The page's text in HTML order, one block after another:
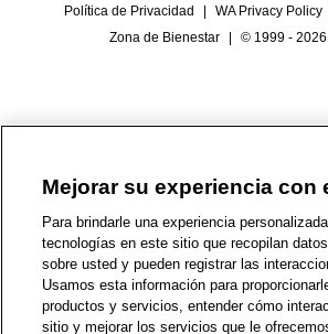
Política de Privacidad
WA Privacy Policy
Zona de Bienestar
© 1999 -
Mejorar su experiencia con
Para brindarle una experiencia
tecnologías en este sitio que recopilan
sobre usted y pueden registrar las
Usamos esta información para
productos y servicios, entender cómo
sitio y mejorar los servicios que le